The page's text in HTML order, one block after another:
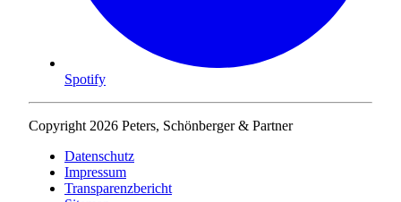
Spotify
Copyright 2026 Peters, Schönberger & Partner
Datenschutz
Impressum
Transparenzbericht